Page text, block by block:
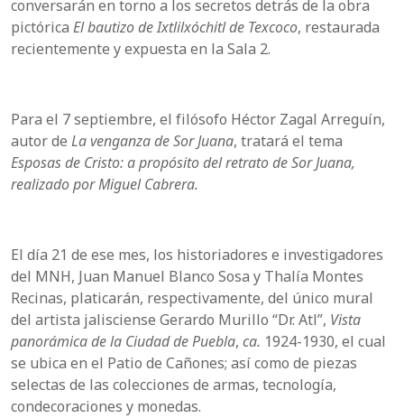
conversarán en torno a los secretos detrás de la obra
pictórica El bautizo de Ixtlilxóchitl de Texcoco, restaurada
recientemente y expuesta en la Sala 2.
Para el 7 septiembre, el filósofo Héctor Zagal Arreguín,
autor de La venganza de Sor Juana, tratará el tema
Esposas de Cristo: a propósito del retrato de Sor Juana,
realizado por Miguel Cabrera.
El día 21 de ese mes, los historiadores e investigadores
del MNH, Juan Manuel Blanco Sosa y Thalía Montes
Recinas, platicarán, respectivamente, del único mural
del artista jalisciense Gerardo Murillo “Dr. Atl”, Vista
panorámica de la Ciudad de Puebla, ca. 1924-1930, el cual
se ubica en el Patio de Cañones; así como de piezas
selectas de las colecciones de armas, tecnología,
condecoraciones y monedas.